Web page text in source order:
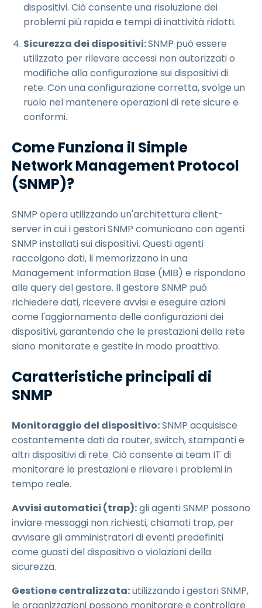
dispositivi. Ciò consente una risoluzione dei
problemi più rapida e tempi di inattività ridotti.
Sicurezza dei dispositivi:SNMP può essere
utilizzato per rilevare accessi non autorizzati o
modifiche alla configurazione sui dispositivi di
rete. Con una configurazione corretta, svolge un
ruolo nel mantenere operazioni di rete sicure e
conformi.
Come Funziona il Simple
Network Management Protocol
(SNMP)?
SNMP opera utilizzando un'architettura client-
server in cui i gestori SNMP comunicano con agenti
SNMP installati sui dispositivi. Questi agenti
raccolgono dati, li memorizzano in una
Management Information Base (MIB) e rispondono
alle query del gestore. Il gestore SNMP può
richiedere dati, ricevere avvisi e eseguire azioni
come l'aggiornamento delle configurazioni dei
dispositivi, garantendo che le prestazioni della rete
siano monitorate e gestite in modo proattivo.
Caratteristiche principali di
SNMP
Monitoraggio del dispositivo:SNMP acquisisce
costantemente dati da router, switch, stampanti e
altri dispositivi di rete. Ciò consente ai team IT di
monitorare le prestazioni e rilevare i problemi in
tempo reale.
Avvisi automatici (trap):gli agenti SNMP possono
inviare messaggi non richiesti, chiamati trap, per
avvisare gli amministratori di eventi predefiniti
come guasti del dispositivo o violazioni della
sicurezza.
Gestione centralizzata:utilizzando i gestori SNMP,